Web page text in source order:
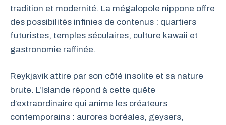
tradition et modernité. La mégalopole nippone offre
des possibilités infinies de contenus : quartiers
futuristes, temples séculaires, culture kawaii et
gastronomie raffinée.
Reykjavik attire par son côté insolite et sa nature
brute. L’Islande répond à cette quête
d’extraordinaire qui anime les créateurs
contemporains : aurores boréales, geysers,